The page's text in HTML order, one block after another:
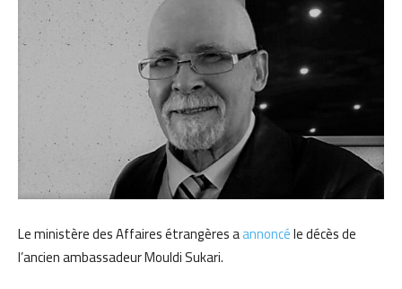
Le ministère des Affaires étrangères aannoncéle décès de
l’ancien ambassadeur Mouldi Sukari.